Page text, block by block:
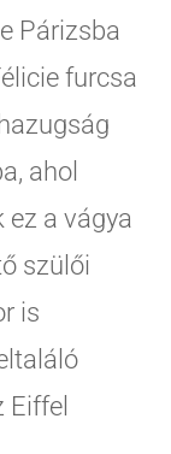
Párizsba
furcsa
ahol
a vágya
szülői
is
Eiffel